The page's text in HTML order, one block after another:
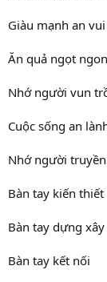
Giàu mạnh an vui
Ăn quả ngọt ngon
Nhớ người vun
Cuộc sống an
Nhớ người
Bàn tay kiến thiết
Bàn tay dựng xây
Bàn tay kết nối